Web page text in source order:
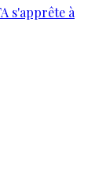
s'apprête à